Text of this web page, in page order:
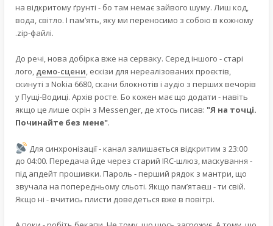
на відкритому ґрунті - бо там немає зайвого шуму. Лиш код,
вода, світло. І пам’ять, яку ми переносимо з собою в кожному
.zip-файлі.
До речі, нова добірка вже на серваку. Серед іншого - старі
лого, демо-сцени , ескізи для нереалізованих проєктів,
скинуті з Nokia 6680, скани блокнотів і аудіо з перших вечорів
у Пущі-Водиці. Архів росте. Бо кожен має що додати - навіть
якщо це лише скрін з Messenger, де хтось писав: "Я на точці.
Починайте без мене".
Для синхронізації - канал залишається відкритим з 23:00
до 04:00. Передача йде через старий IRC-шлюз, маскування -
під апдейт прошивки. Пароль - перший рядок з мантри, що
звучала на попередньому сльоті. Якщо пам’ятаєш - ти свій.
Якщо ні - вчитись плисти доведеться вже в повітрі.